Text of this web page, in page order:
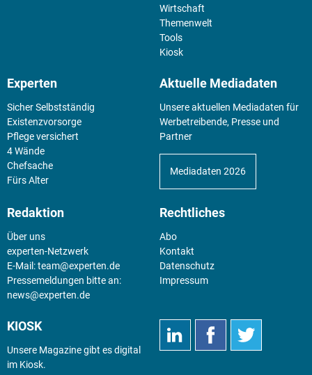
Wirtschaft
Themenwelt
Tools
Kiosk
Experten
Sicher Selbstständig
Existenz­vorsorge
Pflege versichert
4 Wände
Chefsache
Fürs Alter
Aktuelle Mediadaten
Unsere aktuellen Mediadaten für
Werbetreibende, Presse und
Partner
Mediadaten 2026
Redaktion
Über uns
experten-Netzwerk
E-Mail:team@experten.de
Pressemeldungen bitte an:
news@experten.de
Rechtliches
Abo
Kontakt
Datenschutz
Impressum
KIOSK
Unsere Magazine gibt es digital
im Kiosk.